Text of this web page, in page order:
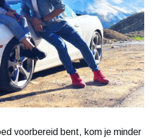
voorbereid bent, kom je minder